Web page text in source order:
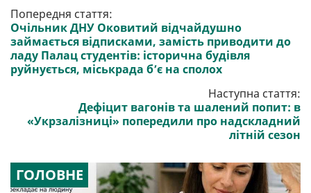
Попередня стаття:
Очільник ДНУ Оковитий відчайдушно
займається відписками, замість приводити до
ладу Палац студентів: історична будівля
руйнується, міськрада б’є на сполох
Наступна стаття:
Дефіцит вагонів та шалений попит: в
«Укрзалізниці» попередили про надскладний
літній сезон
ГОЛОВНЕ